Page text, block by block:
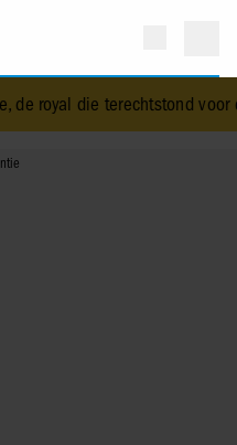
voor de dood van